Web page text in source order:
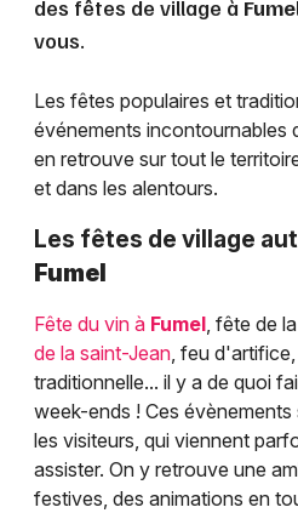
des fêtes de village à
vous.
Les fêtes populaires et
événements incontournables
en retrouve sur tout le
et dans les alentours.
Les fêtes de village
Fumel
Fête du vin à Fumel, fête de
de la saint-Jean, feu
traditionnelle... il y a de quoi
week-ends ! Ces
les visiteurs, qui viennent
assister. On y retrouve une
festives, des animations en